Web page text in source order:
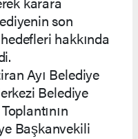
son
hakkında
Ayı Belediye
Belediye
Başkanvekili